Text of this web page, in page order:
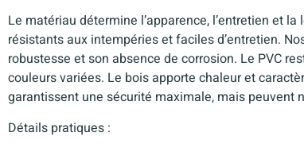
Le matériau détermine l’apparence, l’entretien et
résistants aux intempéries et faciles d’entretien.
robustesse et son absence de corrosion. Le PVC
couleurs variées. Le bois apporte chaleur et
garantissent une sécurité maximale, mais peuvent
Détails pratiques :